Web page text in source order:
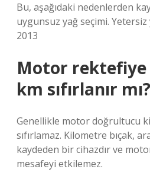
Bu, aşağıdaki nedenlerden
uygunsuz yağ seçimi. Yetersiz
2013
Motor rektefiye
km sıfırlanır mı?
Genellikle motor doğrultucu
sıfırlamaz. Kilometre bıçak,
kaydeden bir cihazdır ve
mesafeyi etkilemez.